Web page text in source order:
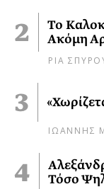
Το
Ακόμη
ΡΙΑ
ΙΩΑΝΝΗΣ
Τόσο